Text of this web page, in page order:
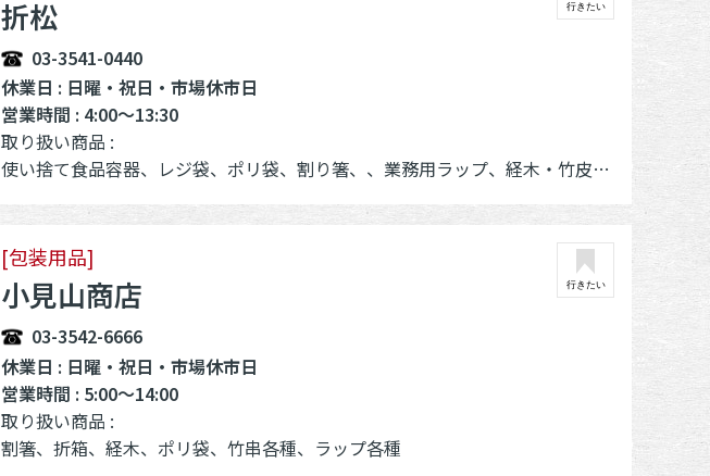
折松
03-3541-0440
休業日 : 日曜・祝日・市場休市日
営業時間 : 4:00～13:30
取り扱い商品 :
使い捨て食品容器、レジ袋、ポリ袋、割り箸、、業務用ラップ、経木・竹皮、折箱、キッチンペーパー、保鮮紙、お土産品：Tシャツ、マグネット、キーホルダー、ステッカー
行きたい
[包装用品]
小見山商店
03-3542-6666
休業日 : 日曜・祝日・市場休市日
営業時間 : 5:00～14:00
取り扱い商品 :
割箸、折箱、経木、ポリ袋、竹串各種、ラップ各種
行きたい